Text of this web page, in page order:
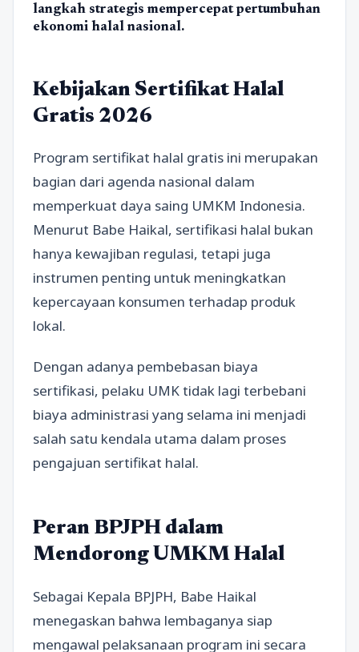
langkah strategis mempercepat pertumbuhan
ekonomi halal nasional.
Kebijakan Sertifikat Halal
Gratis 2026
Program sertifikat halal gratis ini merupakan
bagian dari agenda nasional dalam
memperkuat daya saing UMKM Indonesia.
Menurut Babe Haikal, sertifikasi halal bukan
hanya kewajiban regulasi, tetapi juga
instrumen penting untuk meningkatkan
kepercayaan konsumen terhadap produk
lokal.
Dengan adanya pembebasan biaya
sertifikasi, pelaku UMK tidak lagi terbebani
biaya administrasi yang selama ini menjadi
salah satu kendala utama dalam proses
pengajuan sertifikat halal.
Peran BPJPH dalam
Mendorong UMKM Halal
Sebagai Kepala BPJPH, Babe Haikal
menegaskan bahwa lembaganya siap
mengawal pelaksanaan program ini secara